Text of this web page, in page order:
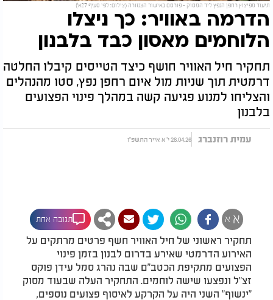
תיעוד מפיצוץ רחפן הנפץ ליד המסוק - פורסם באישור הצנזורה (צילום: לפי סעיף 27א')
הדרמה באוויר: כך ניצלו
הלוחמים מאסון כבד בלבנון
תחקיר חיל האוויר חושף כיצד הטייסים קיבלו החלטה
דרמטית תוך שניות מול איום רחפן נפץ, סטו מהנהלים
והצליחו למנוע פגיעה קשה במהלך פינוי הפצועים
בלבנון
עמית רוזנברג 28.04.26 י"א אייר התשפ"ו
א א תגובה אחת
תחקיר ראשוני של חיל האוויר חשף פרטים מרתקים על
האירוע הדרמטי שאירע בדרום לבנון בזמן פינוי
הפצועים מתקיפת הכטב"ם שבה נהרג סמל עידן פוקס
זצ"ל ונפצעו שישה לוחמים. התחקיר העלה שבעוד מסוק
"ינשוף" השני היה על הקרקע לאיסוף פצועים נוספים,